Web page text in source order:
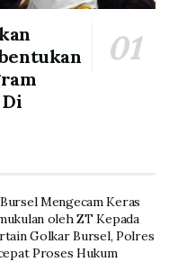
Mengecam Keras
oleh ZT Kepada
Golkar Bursel, Polres
Proses Hukum